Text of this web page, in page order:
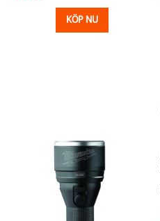
KÖP NU